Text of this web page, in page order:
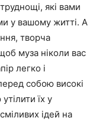
які вами
у вашому житті. А
творча
муза ніколи вас
легко і
собою високі
їх у
ідей на